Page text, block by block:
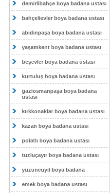
demirlibahçe boya badana ustası
bahçelievler boya badana ustası
abidinpaşa boya badana ustası
yaşamkent boya badana ustası
beşevler boya badana ustası
kurtuluş boya badana ustası
gaziosmanpaşa boya badana
ustası
kırkkonaklar boya badana ustası
kazan boya badana ustası
polatlı boya badana ustası
tuzluçayır boya badana ustası
yüzüncüyıl boya badana
emek boya badana ustası